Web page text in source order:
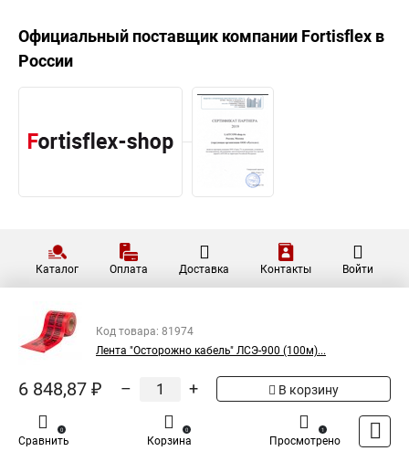
Официальный поставщик компании Fortisflex в
России
Каталог Оплата Доставка Контакты Войти
Код товара: 81974
Лента "Осторожно кабель" ЛСЭ-900 (100м)...
6 848,87 ₽ – + В корзину
Сравнить
0
Корзина
0
Просмотрено
1